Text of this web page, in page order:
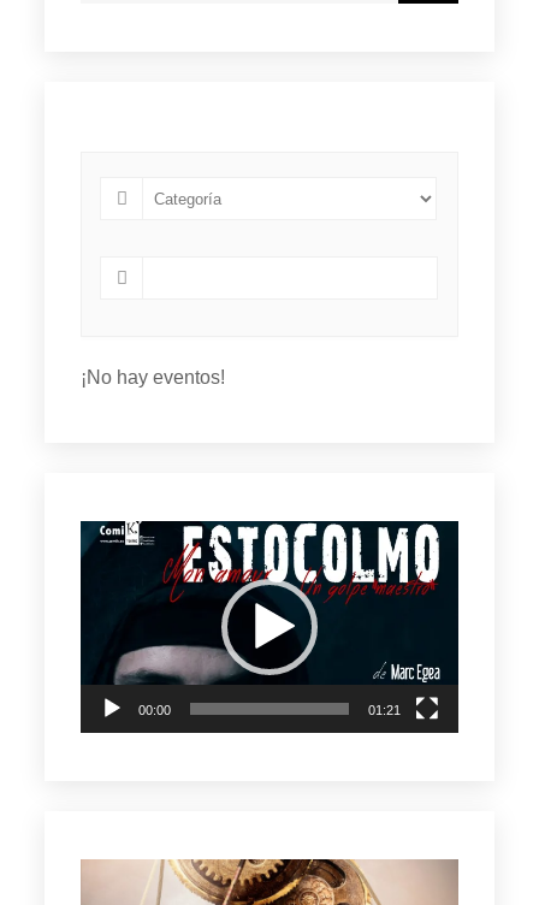
¡No hay eventos!
Reproductor
00:00 01:21
Reproductor